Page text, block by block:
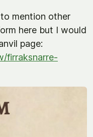
mention other
here but I would
page:
firraksnarre-